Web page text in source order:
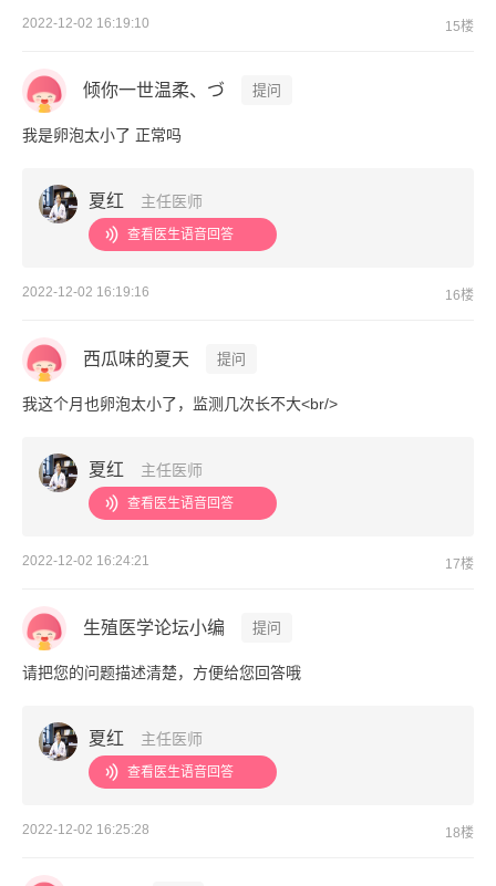
2022-12-02 16:19:10 15楼
倾你一世温柔、づ 提问
我是卵泡太小了 正常吗
夏红 主任医师
查看医生语音回答
2022-12-02 16:19:16 16楼
西瓜味的夏天 提问
我这个月也卵泡太小了，监测几次长不大<br/>
夏红 主任医师
查看医生语音回答
2022-12-02 16:24:21 17楼
生殖医学论坛小编 提问
请把您的问题描述清楚，方便给您回答哦
夏红 主任医师
查看医生语音回答
2022-12-02 16:25:28 18楼